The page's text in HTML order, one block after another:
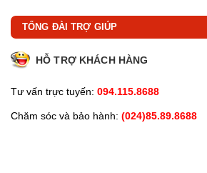
TỔNG ĐÀI TRỢ GIÚP
HỖ TRỢ KHÁCH HÀNG
Tư vấn trực tuyến: 094.115.8688
Chăm sóc và bảo hành: (024)85.89.8688